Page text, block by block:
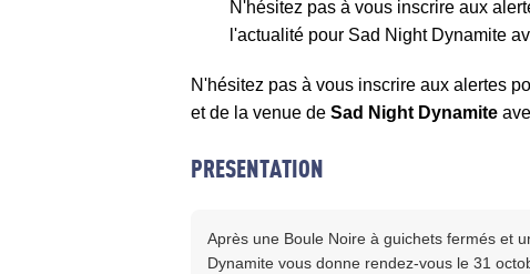
N'hésitez pas à vous inscrire aux
l'actualité pour Sad Night Dynamite
N'hésitez pas à vous inscrire aux alertes
et de la venue de Sad Night Dynamite
PRESENTATION
Après une Boule Noire à guichets fermés et
Dynamite vous donne rendez-vous le 31